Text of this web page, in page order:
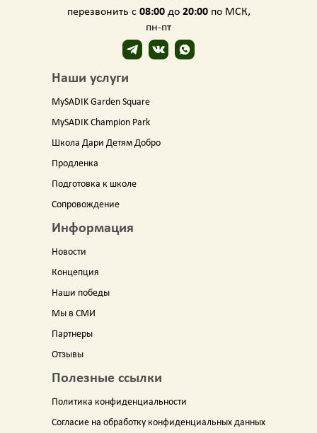
Наши услуги
MySADIK Garden Square
MySADIK Champion Park
Школа Дари Детям Добро
Продленка
Подготовка к школе
Сопровождение
Информация
Новости
Концепция
Наши победы
Мы в СМИ
Партнеры
Отзывы
Полезные ссылки
Политика конфиденциальности
Согласие на обработку конфиденциальных данных
перезвонить с 08:00до 20:00по МСК,
пн-пт